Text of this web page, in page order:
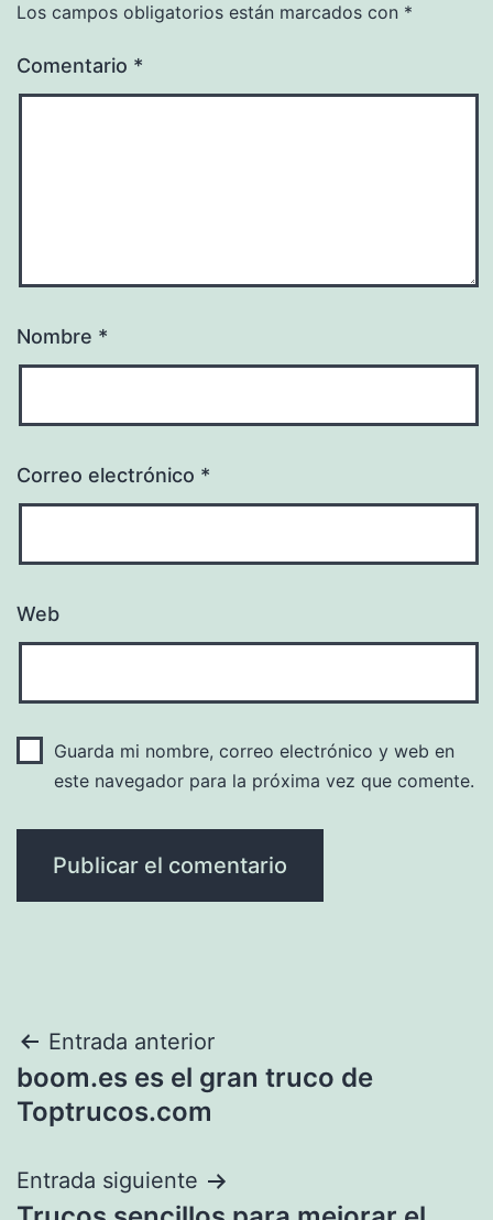
Los campos obligatorios están marcados con *
Comentario *
Nombre *
Correo electrónico *
Web
Guarda mi nombre, correo electrónico y web en
este navegador para la próxima vez que comente.
Navegación
de
Entrada anterior
boom.es es el gran truco de
Toptrucos.com
Entrada siguiente